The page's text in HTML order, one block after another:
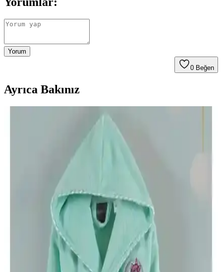
Yorum
0 Beğen
Ayrıca Bakınız
Varol Dama ve Varol Nemesis Serisi Bornoz
Karşılaştırması ve Özellikleri
Bu makalede, Varol Dama ve Nemesis serisi bornozların özellikleri,
kullanıcı deneyimleri ve karşılaştırmaları detaylı şekilde incelenerek,
doğru seçim yapmanıza yardımcı olunur.
Güvenal Akdeniz ve Özdilek Wedding Bornoz
Setleri Karşılaştırması ve Seçim Rehberi
Bu karşılaştırma, Güvenal Akdeniz ve Özdilek Wedding bornoz
setlerinin özellikleri, kullanıcı yorumları ve avantajlarını analiz
ederek en uygun seçimi yapmanıza yardımcı olur.
Varol Biyeli Şal Yaka Bambu Bornoz ve Varol Orfe
Serisi Pike Otel Bornozu Karşılaştırması